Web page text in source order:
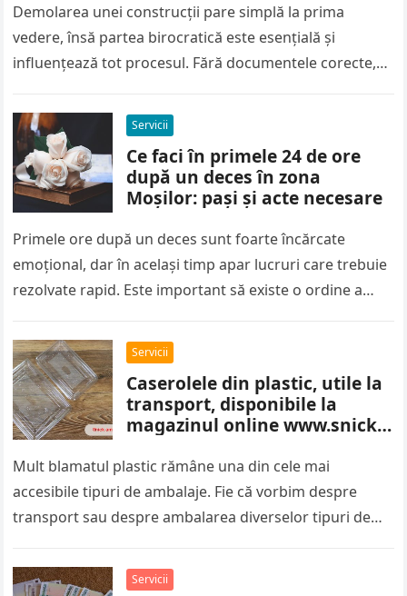
Demolarea unei construcții pare simplă la prima
vedere, însă partea birocratică este esențială și
influențează tot procesul. Fără documentele corecte,
Servicii
Ce faci în primele 24 de ore
după un deces în zona
Moșilor: pași și acte necesare
Primele ore după un deces sunt foarte încărcate
emoțional, dar în același timp apar lucruri care trebuie
rezolvate rapid. Este important să existe o ordine a
Servicii
Caserolele din plastic, utile la
transport, disponibile la
magazinul online www.snick-
Mult blamatul plastic rămâne una din cele mai
accesibile tipuri de ambalaje. Fie că vorbim despre
transport sau despre ambalarea diverselor tipuri de
Servicii